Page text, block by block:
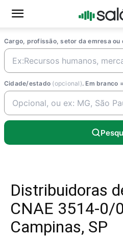
Cargo, profissão, setor da emresa ou
Cidade/estado (opcional). Em branco
Distribuidoras
CNAE 3514-0/
Campinas, SP